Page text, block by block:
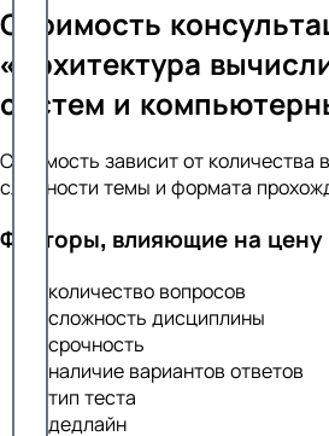
Стоимость
«Архитектура
систем и
Стоимость зависит от количества
сложности темы и формата
Факторы, влияющие на цену
количество вопросов
сложность дисциплины
срочность
наличие вариантов ответов
тип теста
дедлайн